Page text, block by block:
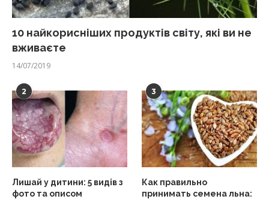
10 найкорисніших продуктів світу, які ви не
вживаєте
14/07/2019
2
Лишай у дитини: 5 видів з
фото та описом
3
Как правильно
принимать семена льна: